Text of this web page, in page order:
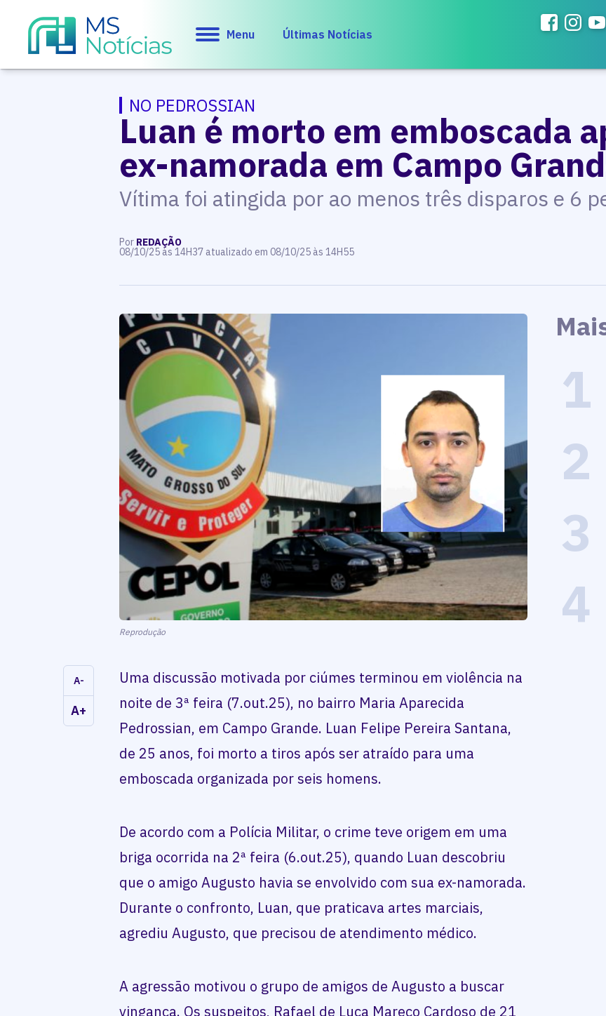
Menu Últimas Notícias
NO PEDROSSIAN
Luan é morto em emboscada
ex-namorada em Campo
Vítima foi atingida por ao menos três disparos e 6
Por REDAÇÃO
08/10/25 às 14H37 atualizado em 08/10/25 às 14H55
Reprodução
A-
A+
Uma discussão motivada por ciúmes terminou em violência na
noite de 3ª feira (7.out.25), no bairro Maria Aparecida
Pedrossian, em Campo Grande. Luan Felipe Pereira Santana,
de 25 anos, foi morto a tiros após ser atraído para uma
emboscada organizada por seis homens.
De acordo com a Polícia Militar, o crime teve origem em uma
briga ocorrida na 2ª feira (6.out.25), quando Luan descobriu
que o amigo Augusto havia se envolvido com sua ex-namorada.
Durante o confronto, Luan, que praticava artes marciais,
agrediu Augusto, que precisou de atendimento médico.
A agressão motivou o grupo de amigos de Augusto a buscar
vingança. Os suspeitos, Rafael de Luca Mareco Cardoso de 21
1
2
3
4